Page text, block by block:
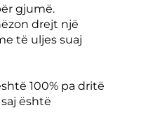
gjumë.
drejt një
të uljes suaj
100% pa dritë
është